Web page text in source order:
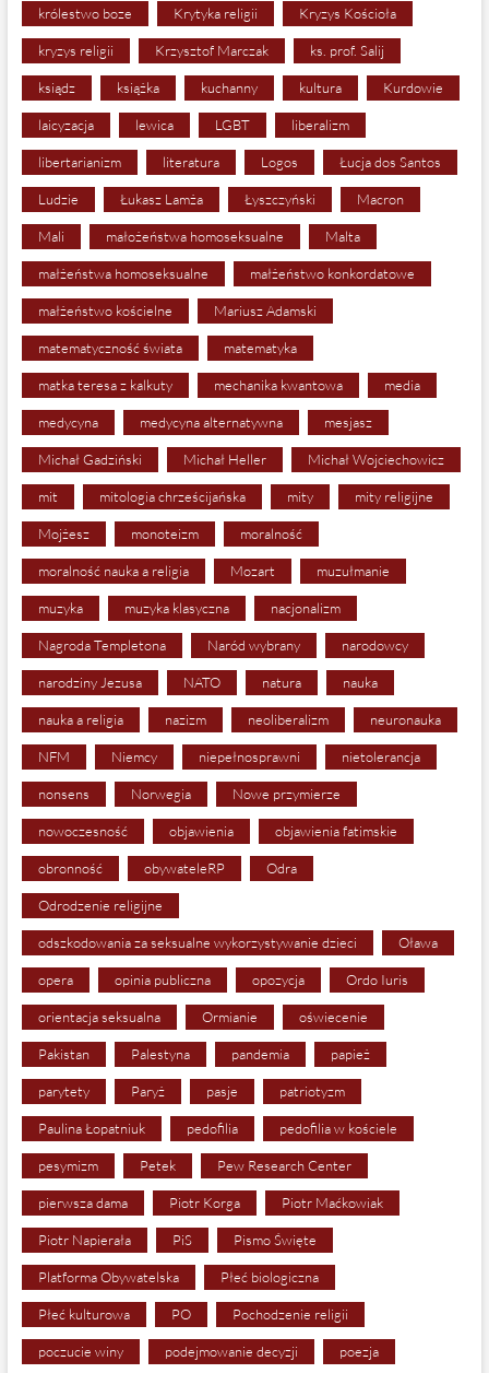
królestwo boze Krytyka religii Kryzys Kościoła
kryzys religii Krzysztof Marczak ks. prof. Salij
ksiądz książka kuchanny kultura Kurdowie
laicyzacja lewica LGBT liberalizm
libertarianizm literatura Logos Łucja dos Santos
Ludzie Łukasz Lamża Łyszczyński Macron
Mali małożeństwa homoseksualne Malta
małżeństwa homoseksualne małżeństwo konkordatowe
małżeństwo kościelne Mariusz Adamski
matematyczność świata matematyka
matka teresa z kalkuty mechanika kwantowa media
medycyna medycyna alternatywna mesjasz
Michał Gadziński Michał Heller Michał Wojciechowicz
mit mitologia chrześcijańska mity mity religijne
Mojżesz monoteizm moralność
moralność nauka a religia Mozart muzułmanie
muzyka muzyka klasyczna nacjonalizm
Nagroda Templetona Naród wybrany narodowcy
narodziny Jezusa NATO natura nauka
nauka a religia nazizm neoliberalizm neuronauka
NFM Niemcy niepełnosprawni nietolerancja
nonsens Norwegia Nowe przymierze
nowoczesność objawienia objawienia fatimskie
obronność obywateleRP Odra
Odrodzenie religijne
odszkodowania za seksualne wykorzystywanie dzieci Oława
opera opinia publiczna opozycja Ordo Iuris
orientacja seksualna Ormianie oświecenie
Pakistan Palestyna pandemia papież
parytety Paryż pasje patriotyzm
Paulina Łopatniuk pedofilia pedofilia w kościele
pesymizm Petek Pew Research Center
pierwsza dama Piotr Korga Piotr Maćkowiak
Piotr Napierała PiS Pismo Święte
Platforma Obywatelska Płeć biologiczna
Płeć kulturowa PO Pochodzenie religii
poczucie winy podejmowanie decyzji poezja